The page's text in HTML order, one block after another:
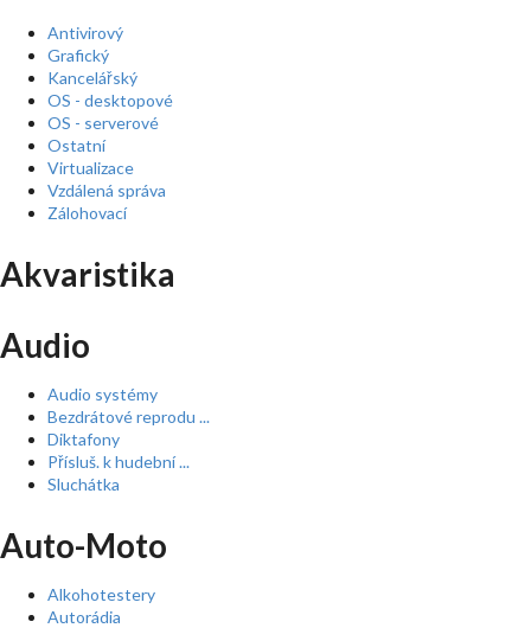
Antivirový
Grafický
Kancelářský
OS - desktopové
OS - serverové
Ostatní
Virtualizace
Vzdálená správa
Zálohovací
Akvaristika
Audio
Audio systémy
Bezdrátové reprodu ...
Diktafony
Přísluš. k hudební ...
Sluchátka
Auto-Moto
Alkohotestery
Autorádia